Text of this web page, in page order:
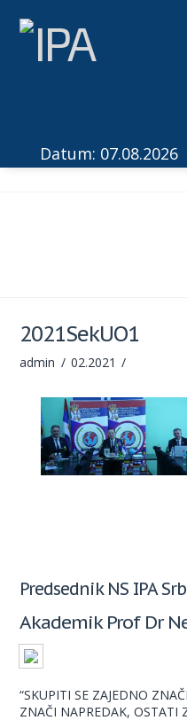
Datum: 07.08.2026
2021SekUO1
admin 02.2021
Predsednik NS IPA
Akademik Prof Dr
“SKUPITI SE ZAJEDNO
ZNAČI NAPREDAK, OSTATI